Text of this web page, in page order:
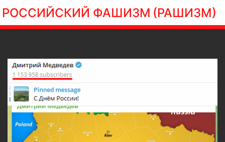
РОССИЙСКИЙ ФАШИЗМ (РАШИЗМ)